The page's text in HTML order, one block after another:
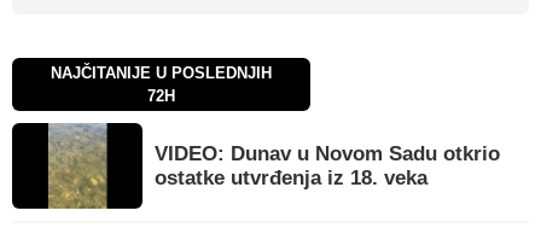
NAJČITANIJE U POSLEDNJIH
72H
VIDEO: Dunav u Novom Sadu otkrio
ostatke utvrđenja iz 18. veka